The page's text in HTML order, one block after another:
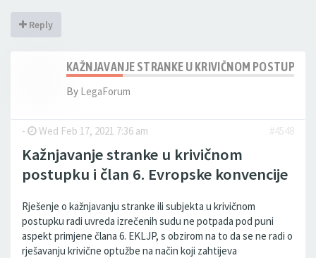
Reply
KAŽNJAVANJE STRANKE U KRIVIČNOM POSTUPKU
By LegaForum
- Wed Feb 17, 2021 7:36 am #4548
Kažnjavanje stranke u krivičnom
postupku i član 6. Evropske konvencije
Rješenje o kažnjavanju stranke ili subjekta u krivičnom
postupku radi uvreda izrečenih sudu ne potpada pod puni
aspekt primjene člana 6. EKLJP, s obzirom na to da se ne radi o
rješavanju krivične optužbe na način koji zahtijeva